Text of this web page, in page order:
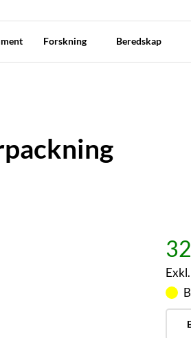
Forskning Beredskap